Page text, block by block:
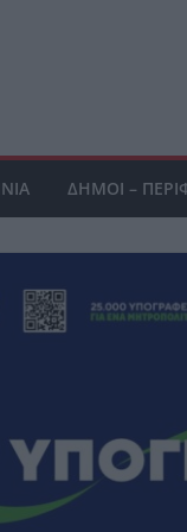
ΔΗΜΟΙ –